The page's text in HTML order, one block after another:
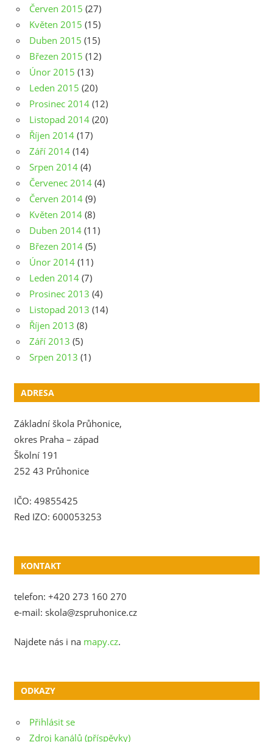
Červen 2015 (27)
Květen 2015 (15)
Duben 2015 (15)
Březen 2015 (12)
Únor 2015 (13)
Leden 2015 (20)
Prosinec 2014 (12)
Listopad 2014 (20)
Říjen 2014 (17)
Září 2014 (14)
Srpen 2014 (4)
Červenec 2014 (4)
Červen 2014 (9)
Květen 2014 (8)
Duben 2014 (11)
Březen 2014 (5)
Únor 2014 (11)
Leden 2014 (7)
Prosinec 2013 (4)
Listopad 2013 (14)
Říjen 2013 (8)
Září 2013 (5)
Srpen 2013 (1)
ADRESA
Základní škola Průhonice,
okres Praha – západ
Školní 191
252 43 Průhonice
IČO: 49855425
Red IZO: 600053253
KONTAKT
telefon: +420 273 160 270
e-mail: skola@zspruhonice.cz
Najdete nás i na mapy.cz.
ODKAZY
Přihlásit se
Zdroj kanálů (příspěvky)